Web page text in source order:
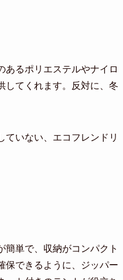
あるポリエステルやナイロ
してくれます。反対に、冬
ていない、エコフレンドリ
単で、収納がコンパクト
保できるように、ジッパー